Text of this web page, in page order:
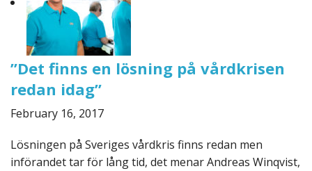
”Det finns en lösning på vårdkrisen
redan idag”
February 16, 2017
Lösningen på Sveriges vårdkris finns redan men
införandet tar för lång tid, det menar Andreas Winqvist,